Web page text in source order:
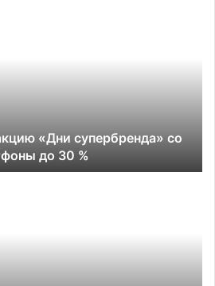
«Дни супербренда» со
до 30 %